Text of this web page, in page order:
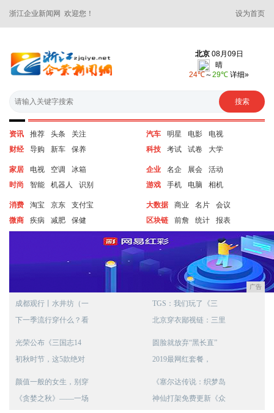
浙江企业新闻网 欢迎您！ 设为首页
资讯 推荐 头条
关注
财经
导购 新车 保养
汽车 明星 电影
电视
科技
考试 试卷 大学
家居 电视 空调
冰箱
时尚
智能 机器人 识别
企业 名企 展会
活动
游戏
手机 电脑 相机
消费 淘宝 京东
支付宝
微商
疾病 减肥 保健
大数据 商业 名片
会议
区块链
前詹 统计 报表
广告
成都观行丨水井坊（一
下一季流行穿什么？看
TGS：我们玩了《三
北京穿衣鄙视链：三里
光荣公布《三国志14
初秋时节，这5款绝对
圆脸就放弃“黑长直”
2019最网红套餐，
颜值一般的女生，别穿
《贪婪之秋》——一场
《塞尔达传说：织梦岛
神仙打架免费更新《众